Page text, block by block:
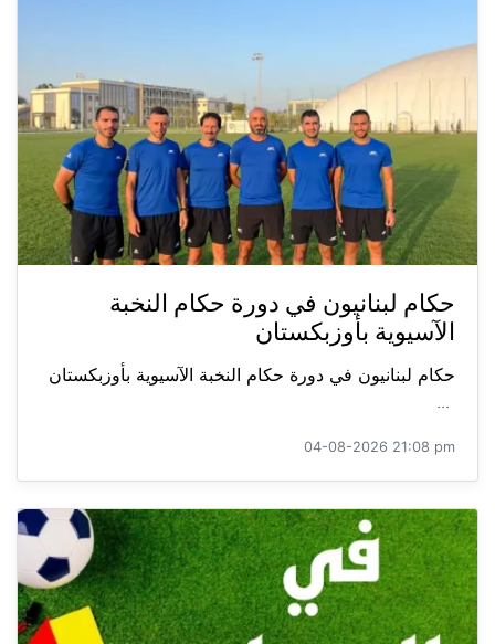
حكام لبنانيون في دورة حكام النخبة
الآسيوية بأوزبكستان
حكام لبنانيون في دورة حكام النخبة الآسيوية بأوزبكستان
...
04-08-2026 21:08 pm